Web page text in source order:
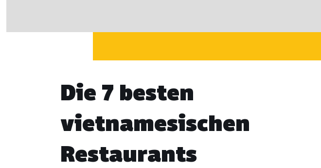
Die 7 besten
vietnamesischen
Restaurants